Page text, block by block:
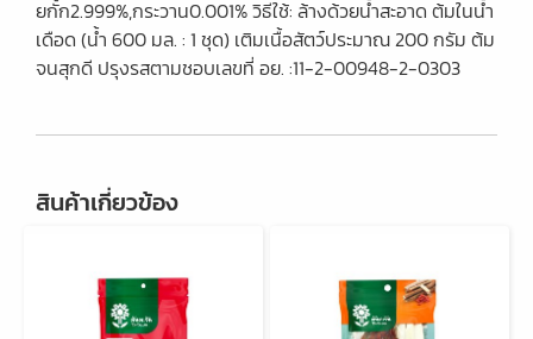
ยกั้ก2.999%,กระวาน0.001% วิธีใช้: ล้างด้วยน้ำสะอาด ต้มในน้ำ
เดือด (น้ำ 600 มล. : 1 ชุด) เติมเนื้อสัตว์ประมาณ 200 กรัม ต้ม
จนสุกดี ปรุงรสตามชอบเลขที่ อย. :11-2-00948-2-0303
สินค้าเกี่ยวข้อง